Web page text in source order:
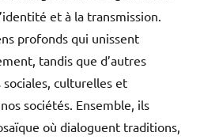
et à la transmission.
profonds qui unissent
tandis que d’autres
culturelles et
sociétés. Ensemble, ils
où dialoguent traditions,